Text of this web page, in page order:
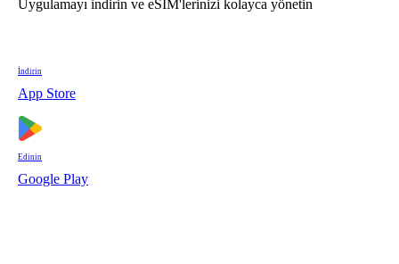
Uygulamayı indirin ve eSIM'lerinizi kolayca yönetin
İndirin
App Store
Edinin
Google Play